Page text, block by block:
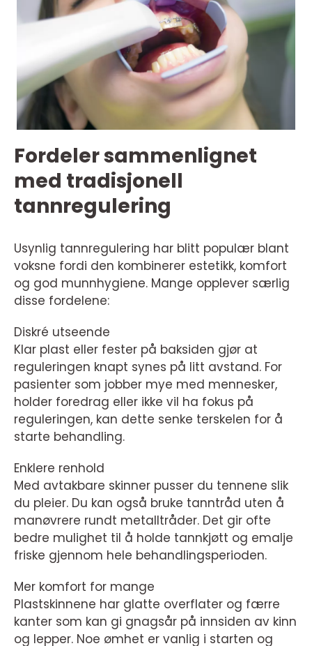
Fordeler sammenlignet
med tradisjonell
tannregulering
Usynlig tannregulering har blitt populær blant
voksne fordi den kombinerer estetikk, komfort
og god munnhygiene. Mange opplever særlig
disse fordelene:
Diskré utseende
Klar plast eller fester på baksiden gjør at
reguleringen knapt synes på litt avstand. For
pasienter som jobber mye med mennesker,
holder foredrag eller ikke vil ha fokus på
reguleringen, kan dette senke terskelen for å
starte behandling.
Enklere renhold
Med avtakbare skinner pusser du tennene slik
du pleier. Du kan også bruke tanntråd uten å
manøvrere rundt metalltråder. Det gir ofte
bedre mulighet til å holde tannkjøtt og emalje
friske gjennom hele behandlingsperioden.
Mer komfort for mange
Plastskinnene har glatte overflater og færre
kanter som kan gi gnagsår på innsiden av kinn
og lepper. Noe ømhet er vanlig i starten og